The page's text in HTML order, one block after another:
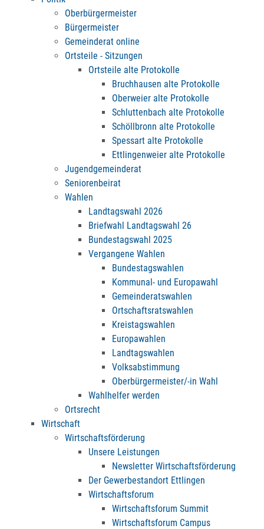
Oberbürgermeister
Bürgermeister
Gemeinderat online
Ortsteile - Sitzungen
Ortsteile alte Protokolle
Bruchhausen alte Protokolle
Oberweier alte Protokolle
Schluttenbach alte Protokolle
Schöllbronn alte Protokolle
Spessart alte Protokolle
Ettlingenweier alte Protokolle
Jugendgemeinderat
Seniorenbeirat
Wahlen
Landtagswahl 2026
Briefwahl Landtagswahl 26
Bundestagswahl 2025
Vergangene Wahlen
Bundestagswahlen
Kommunal- und Europawahl
Gemeinderatswahlen
Ortschaftsratswahlen
Kreistagswahlen
Europawahlen
Landtagswahlen
Volksabstimmung
Oberbürgermeister/-in Wahl
Wahlhelfer werden
Ortsrecht
Wirtschaft
Wirtschaftsförderung
Unsere Leistungen
Newsletter Wirtschaftsförderung
Der Gewerbestandort Ettlingen
Wirtschaftsforum
Wirtschaftsforum Summit
Wirtschaftsforum Campus